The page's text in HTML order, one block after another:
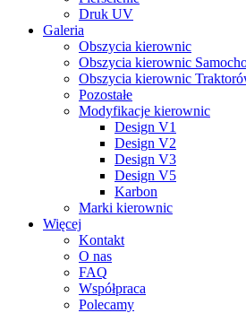
Druk UV
Galeria
Obszycia kierownic
Obszycia kierownic
Obszycia kierownic
Pozostałe
Modyfikacje kierownic
Design V1
Design V2
Design V3
Design V5
Karbon
Marki kierownic
Więcej
Kontakt
O nas
FAQ
Współpraca
Polecamy